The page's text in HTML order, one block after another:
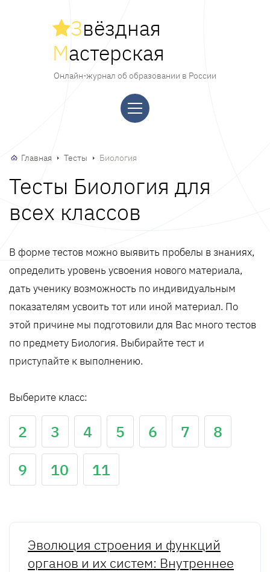
Звёздная
Мастерская
Онлайн-журнал об образовании в России
Главная Тесты Биология
Тесты Биология для
всех классов
В форме тестов можно выявить пробелы в знаниях,
определить уровень усвоения нового материала,
дать ученику возможность по индивидуальным
показателям усвоить тот или иной материал. По
этой причине мы подготовили для Вас много тестов
по предмету Биология. Выбирайте тест и
приступайте к выполнению.
Выберите класс:
2 3 4 5 6 7
8
9
10 11
Эволюция строения и функций
органов и их систем: Внутреннее